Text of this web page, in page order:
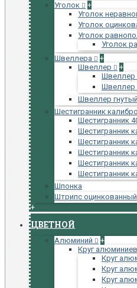
Уголок
+
Уголок
Уголок
Уголок
Уголок
Швеллера
+
Швеллер
+
Швеллер
Швеллер
Швеллер
Шестигранник
Шестигранник
Шестигранник
Шестигранник
Шестигранник
Шестигранник
Шестигранник
Шпонка
Штрипс оцинкованный
+
ЦВЕТНОЙ
Алюминий
+
Круг
Круг
Круг
Круг